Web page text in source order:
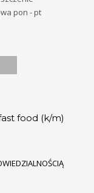
pon - pt
food (k/m)